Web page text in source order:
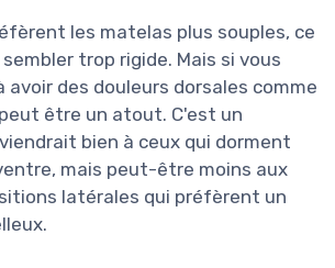
les matelas plus souples, ce
trop rigide. Mais si vous
avoir des douleurs dorsales comme
être un atout. C'est un
bien à ceux qui dorment
mais peut-être moins aux
latérales qui préfèrent un